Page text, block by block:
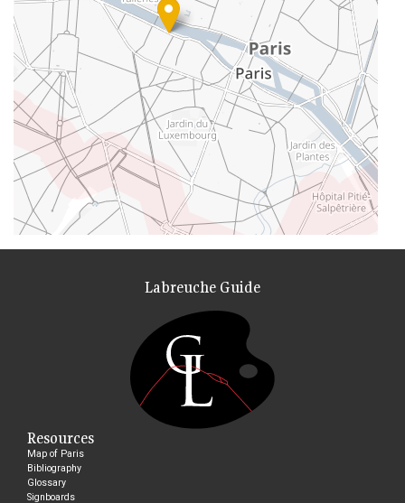
Labreuche Guide
Resources
Map of Paris
Bibliography
Glossary
Signboards